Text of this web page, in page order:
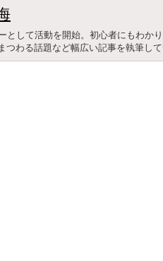
として活動を開始。初心者にもわか
つわる話題など幅広い記事を執筆して